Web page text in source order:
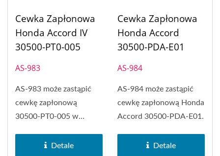
Cewka Zapłonowa
Honda Accord IV
30500-PT0-005
AS-983
AS-983 może zastąpić
cewkę zapłonową
30500-PT0-005 w
Detale
Cewka Zapłonowa
Honda Accord
30500-PDA-E01
AS-984
AS-984 może zastąpić
cewkę zapłonową Honda
Accord 30500-PDA-E01.
Detale